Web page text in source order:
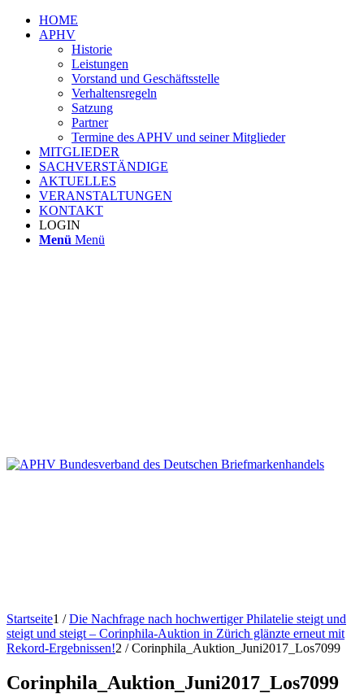
HOME
APHV
Historie
Leistungen
Vorstand und Geschäftsstelle
Verhaltensregeln
Satzung
Partner
Termine des APHV und seiner Mitglieder
MITGLIEDER
SACHVERSTÄNDIGE
AKTUELLES
VERANSTALTUNGEN
KONTAKT
LOGIN
Menü Menü
Startseite1 / Die Nachfrage nach hochwertiger Philatelie steigt und
steigt und steigt – Corinphila-Auktion in Zürich glänzte erneut mit
Rekord-Ergebnissen!2 / Corinphila_Auktion_Juni2017_Los7099
Corinphila_Auktion_Juni2017_Los7099